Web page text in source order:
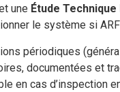
une Étude Technique
le système si ARF
périodiques
documentées et
en cas d’inspection